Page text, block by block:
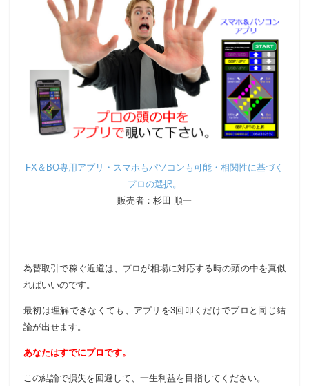
FX＆BO専用アプリ・スマホもパソコンも可能・相関性に基づく
プロの選択。
販売者：杉田 順一
為替取引で稼ぐ近道は、プロが相場に対応する時の頭の中を真似
ればいいのです。
最初は理解できなくても、アプリを3回叩くだけでプロと同じ結
論が出せます。
あなたはすでにプロです。
この結論で損失を回避して、一生利益を目指してください。